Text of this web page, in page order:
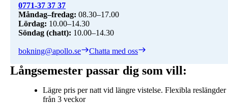
0771-37 37 37
Måndag–fredag:
Lördag:
Söndag (chatt): 10.00–14.30
bokning@apollo.se Chatta med oss
Långsemester passar dig som vill:
Lägre pris per natt vid längre vistelse. Flexibla reslängder
från 3 veckor